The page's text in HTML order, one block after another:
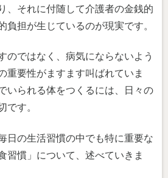
、それに付随して介護者の金銭的
負担が生じているのが現実です。
のではなく、病気にならないよう
重要性がますます叫ばれていま
いられる体をつくるには、日々の
です。
日の生活習慣の中でも特に重要な
習慣」について、述べていきま